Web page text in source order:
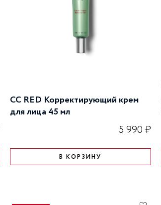
УВЛАЖНЕНИЕ КОЖИ
CC RED Корректирующий крем
для лица 45 мл
5 990 ₽
В КОРЗИНУ